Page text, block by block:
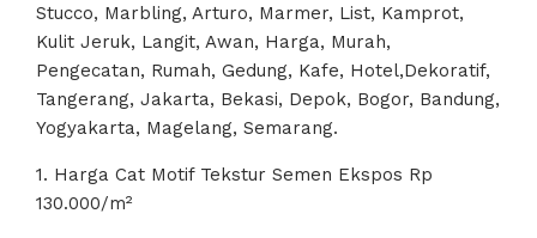
Stucco, Marbling, Arturo, Marmer, List, Kamprot,
Kulit Jeruk, Langit, Awan, Harga, Murah,
Pengecatan, Rumah, Gedung, Kafe, Hotel,Dekoratif,
Tangerang, Jakarta, Bekasi, Depok, Bogor, Bandung,
Yogyakarta, Magelang, Semarang.
1. Harga Cat Motif Tekstur Semen Ekspos Rp
130.000/m²